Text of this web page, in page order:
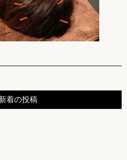
着の投稿